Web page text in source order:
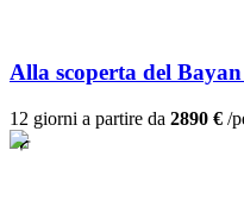
Alla scoperta del
12 giorni a partire da 2890 € /